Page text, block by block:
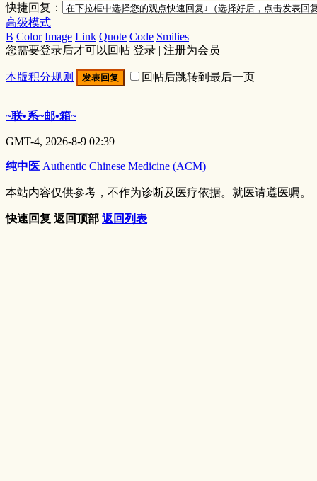
快捷回复：
高级模式
B Color Image Link Quote Code Smilies
您需要登录后才可以回帖 登录 | 注册为会员
本版积分规则 发表回复 回帖后跳转到最后一页
~联•系~邮•箱~
GMT-4, 2026-8-9 02:39
纯中医 Authentic Chinese Medicine (ACM)
本站内容仅供参考，不作为诊断及医疗依据。就医请遵医嘱。
快速回复 返回顶部 返回列表